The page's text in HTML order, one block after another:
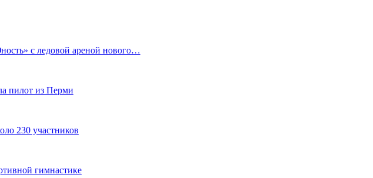
с ледовой ареной нового…
пилот из Перми
230 участников
гимнастике